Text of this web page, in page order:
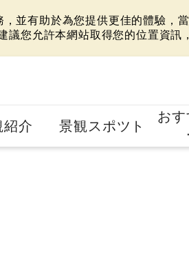
並有助於為您提供更佳的體驗，
您允許本網站取得您的位置資訊
紹介 景観スポツト
お